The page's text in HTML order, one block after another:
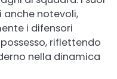
notevoli,
i difensori
riflettendo
nella dinamica